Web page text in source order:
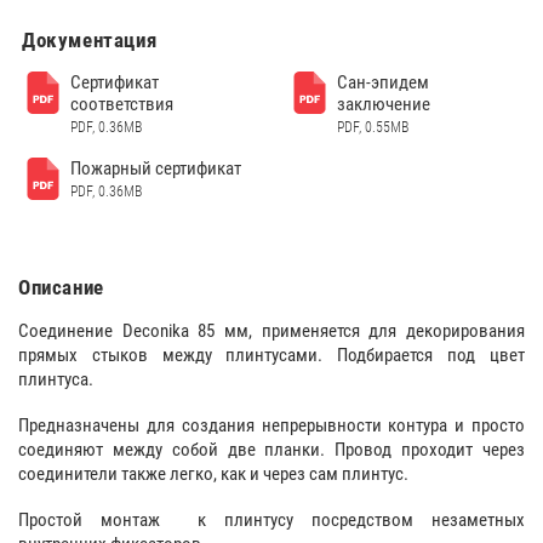
Документация
Сертификат
соответствия
PDF, 0.36MB
Сан-эпидем
заключение
PDF, 0.55MB
Пожарный сертификат
PDF, 0.36MB
Описание
Соединение Deconika 85 мм, применяется для декорирования
прямых стыков между плинтусами. Подбирается под цвет
плинтуса.
Предназначены для создания непрерывности контура и просто
соединяют между собой две планки. Провод проходит через
соединители также легко, как и через сам плинтус.
Простой монтаж к плинтусу посредством незаметных